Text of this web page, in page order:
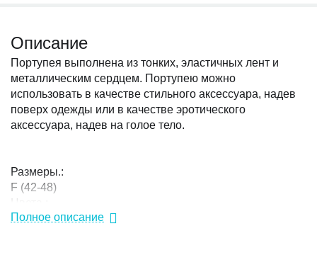
Описание
Портупея выполнена из тонких, эластичных лент и
металлическим сердцем. Портупею можно
использовать в качестве стильного аксессуара, надев
поверх одежды или в качестве эротического
аксессуара, надев на голое тело.
Размеры.:
F (42-48)
Цвета.:
черный
Полное описание